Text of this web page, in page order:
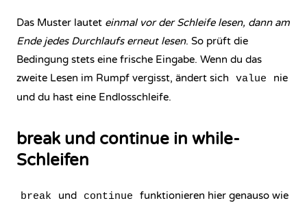
Das Muster lautet einmal vor der Schleife lesen, dann am
Ende jedes Durchlaufs erneut lesen. So prüft die
Bedingung stets eine frische Eingabe. Wenn du das
zweite Lesen im Rumpf vergisst, ändert sich
value
nie
und du hast eine Endlosschleife.
break und continue in while-
Schleifen
break und continue
funktionieren hier genauso wie